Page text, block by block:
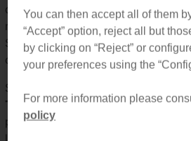
différents quartiers de la ville. Les
meilleurs endroits pour vivre cette
Sant Joan ne se concentre pas
officiel de feux d’artifice.
Si vous souhaitez séjourner près de
Taulat, zone Plage—Réf. B230est
pratique. Son emplacement vous
l’ambiance du littoral barcelonais
You can then accept all of them
“Accept” option, reject all but
by clicking on “Reject” or
your preferences using the
For more information please
policy